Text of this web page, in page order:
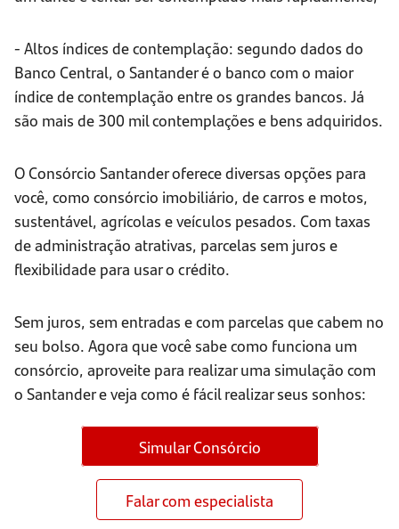
- Altos índices de contemplação: segundo dados do
Banco Central, o Santander é o banco com o maior
índice de contemplação entre os grandes bancos. Já
são mais de 300 mil contemplações e bens adquiridos.
O Consórcio Santander oferece diversas opções para
você, como consórcio imobiliário, de carros e motos,
sustentável, agrícolas e veículos pesados. Com taxas
de administração atrativas, parcelas sem juros e
flexibilidade para usar o crédito.
Sem juros, sem entradas e com parcelas que cabem no
seu bolso. Agora que você sabe como funciona um
consórcio, aproveite para realizar uma simulação com
o Santander e veja como é fácil realizar seus sonhos:
Simular Consórcio
Falar com especialista